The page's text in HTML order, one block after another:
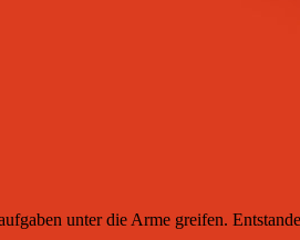
unter die Arme greifen.